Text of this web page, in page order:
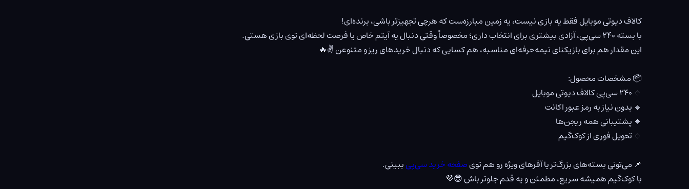
کالاف دیوتی موبایل فقط یه بازی نیست، یه زمین مبارزه‌ست که هرچی تجهیزتر باشی، برنده‌ای!
با بسته ۲۴۰ سی‌پی، آزادی بیشتری برای انتخاب داری؛ مخصوصاً وقتی دنبال یه آیتم خاص یا فرصت لحظه‌ای توی بازی هستی.
این مقدار هم برای بازیکنای نیمه‌حرفه‌ای مناسبه، هم کسایی که دنبال خریدهای ریز و متنوعن ✌️🔥
📦 مشخصات محصول:
🔹 ۲۴۰ سی‌پی کالاف دیوتی موبایل
🔹 بدون نیاز به رمز عبور اکانت
🔹 پشتیبانی همه ریجن‌ها
🔹 تحویل فوری از کوک‌گیم
📌 می‌تونی بسته‌های بزرگ‌تر یا آفرهای ویژه رو هم تویصفحه خرید سی‌پیببینی.
با کوک‌گیم همیشه سریع، مطمئن و یه قدم جلوتر باش 😎💜